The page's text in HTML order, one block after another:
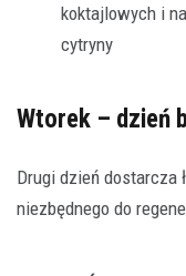
koktajlowych i
cytryny
Wtorek – dzień
Drugi dzień dostarcza
niezbędnego do